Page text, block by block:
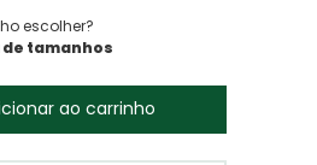
escolher?
de tamanhos
ao carrinho